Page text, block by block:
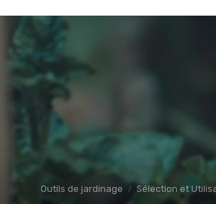
Outils de jardinage Sélection et